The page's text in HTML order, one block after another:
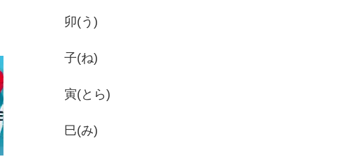
卯(う)
子(ね)
寅(とら)
巳(み)